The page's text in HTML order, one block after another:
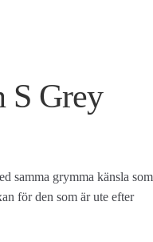
S Grey
samma grymma känsla som
för den som är ute efter